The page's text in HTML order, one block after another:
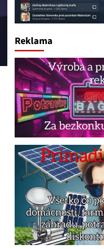
Reklama